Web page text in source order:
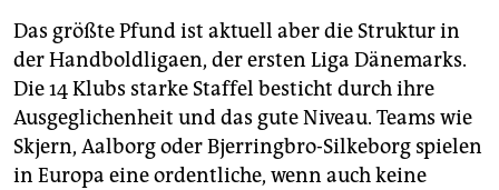
Das größte Pfund ist aktuell aber die Struktur in
der Handboldligaen, der ersten Liga Dänemarks.
Die 14 Klubs starke Staffel besticht durch ihre
Ausgeglichenheit und das gute Niveau. Teams wie
Skjern, Aalborg oder Bjerringbro-Silkeborg spielen
in Europa eine ordentliche, wenn auch keine